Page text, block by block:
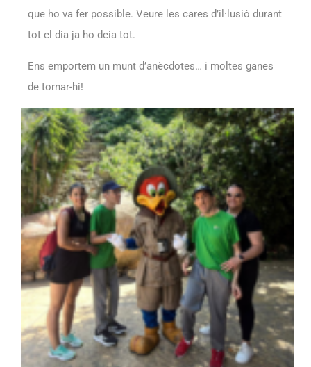
que ho va fer possible. Veure les cares d’il·lusió durant
tot el dia ja ho deia tot.
Ens emportem un munt d’anècdotes… i moltes ganes
de tornar-hi!